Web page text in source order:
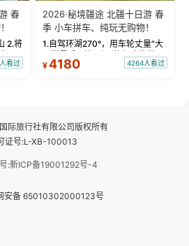
春
2.将
3.
4.
看过
2026·秘境疆途 北疆十日游 春
季 小车拼车、纯玩无购物！
1.自驾环湖270°，用车轮丈量“大
西洋最后一滴眼泪”的极致蔚蓝，
让雪山、花海与深邃湖水在转弯
¥4180 4264人看过
际旅行社有限公司版权所有
证号:L-XB-100013
:新ICP备19001292号-4
安备 65010302000123号